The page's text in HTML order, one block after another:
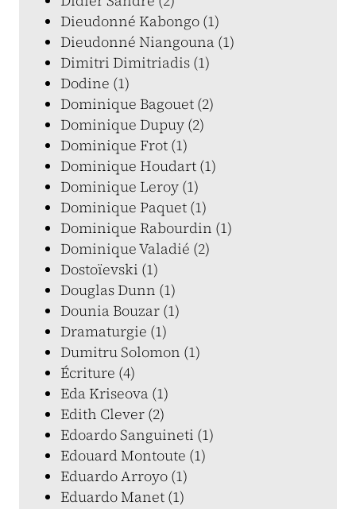
Dieudonné Kabongo (1)
Dieudonné Niangouna (1)
Dimitri Dimitriadis (1)
Dodine (1)
Dominique Bagouet (2)
Dominique Dupuy (2)
Dominique Frot (1)
Dominique Houdart (1)
Dominique Leroy (1)
Dominique Paquet (1)
Dominique Rabourdin (1)
Dominique Valadié (2)
Dostoïevski (1)
Douglas Dunn (1)
Dounia Bouzar (1)
Dramaturgie (1)
Dumitru Solomon (1)
Écriture (4)
Eda Kriseova (1)
Edith Clever (2)
Edoardo Sanguineti (1)
Edouard Montoute (1)
Eduardo Arroyo (1)
Eduardo Manet (1)